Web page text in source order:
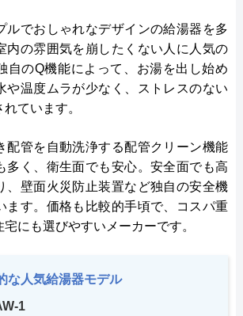
ルでおしゃれなデザインの給湯器を多
内の雰囲気を崩したくない人に人気の
自のQ機能によって、お湯を出し始め
や温度ムラが少なく、ストレスのない
ています。
配管を自動洗浄する配管クリーン機能
多く、衛生面でも安心。安全面でも高
、壁面火災防止装置など独自の安全機
ます。価格も比較的手頃で、コスパ重
にも選びやすいメーカーです。
な人気給湯器モデル
1